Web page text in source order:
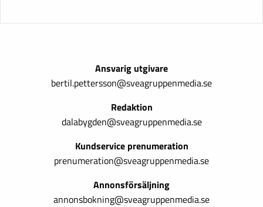
Ansvarig utgivare
bertil.pettersson@sveagruppenmedia.se
Redaktion
dalabygden@sveagruppenmedia.se
Kundservice prenumeration
prenumeration@sveagruppenmedia.se
Annonsförsäljning
annonsbokning@sveagruppenmedia.se